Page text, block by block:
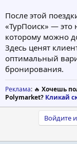
После этой
«ТурПоиск» — это
которому можно
Здесь ценят
оптимальный
бронирования.
Реклама: 🔥 Хочешь
Polymarket? Кликай
Войдите